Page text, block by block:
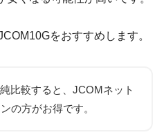
をおすすめします。
比較すると、JCOMネット
の方がお得です。